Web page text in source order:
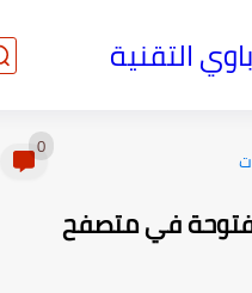
التقنية
في متصفح